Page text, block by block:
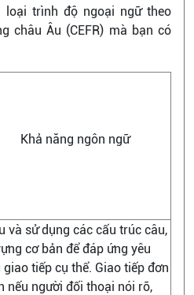
loại trình độ ngoại ngữ theo
châu Âu (CEFR) mà bạn có
Khả năng ngôn ngữ
và sử dụng các cấu trúc câu,
cơ bản để đáp ứng yêu
giao tiếp cụ thể. Giao tiếp đơn
nếu người đối thoại nói rõ,